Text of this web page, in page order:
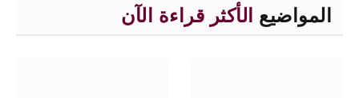
المواضيع الأكثر قراءة الآن